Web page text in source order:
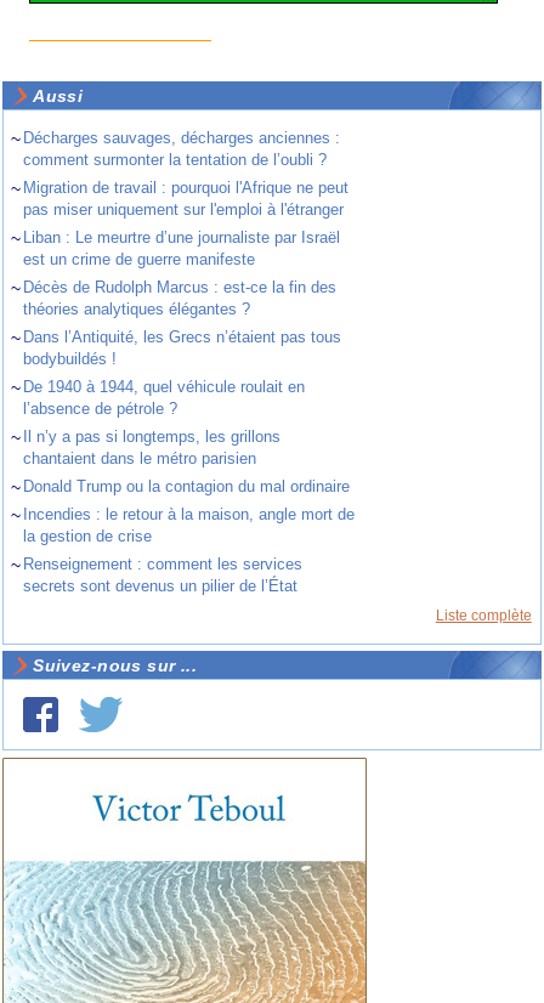
Aussi
~ Décharges sauvages, décharges anciennes :
comment surmonter la tentation de l’oubli ?
~ Migration de travail : pourquoi l'Afrique ne peut
pas miser uniquement sur l'emploi à l'étranger
~ Liban : Le meurtre d’une journaliste par Israël
est un crime de guerre manifeste
~ Décès de Rudolph Marcus : est-ce la fin des
théories analytiques élégantes ?
~ Dans l’Antiquité, les Grecs n’étaient pas tous
bodybuildés !
~ De 1940 à 1944, quel véhicule roulait en
l’absence de pétrole ?
~
Il n’y a pas si longtemps, les grillons
chantaient dans le métro parisien
~ Donald Trump ou la contagion du mal ordinaire
~ Incendies : le retour à la maison, angle mort de
la gestion de crise
~ Renseignement : comment les services
secrets sont devenus un pilier de l’État
Liste complète
Suivez-nous sur ...